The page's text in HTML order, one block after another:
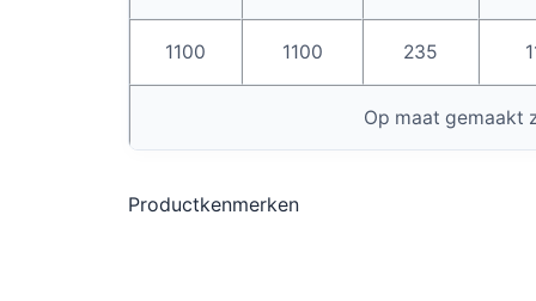
1100 1100 235
Op maat gemaakt
Productkenmerken